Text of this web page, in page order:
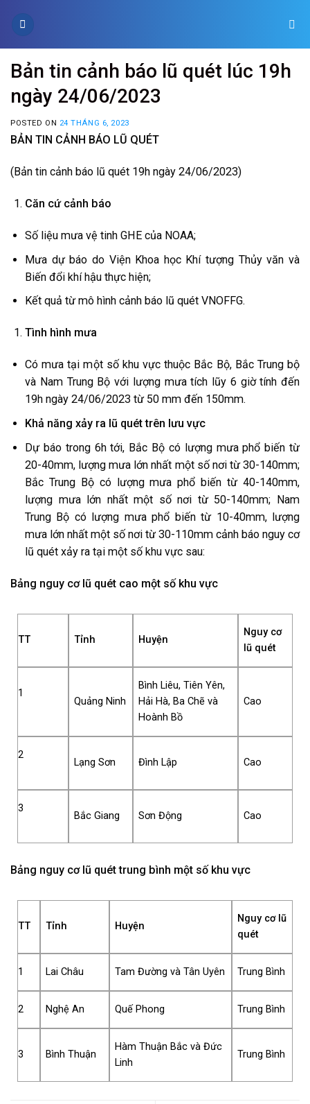
Bản tin cảnh báo lũ quét lúc 19h
ngày 24/06/2023
POSTED ON 24 THÁNG 6, 2023
BẢN TIN CẢNH BÁO LŨ QUÉT
(Bản tin cảnh báo lũ quét 19h ngày 24/06/2023)
Căn cứ cảnh báo
Số liệu mưa vệ tinh GHE của NOAA;
Mưa dự báo do Viện Khoa học Khí tượng Thủy văn và
Biến đổi khí hậu thực hiện;
Kết quả từ mô hình cảnh báo lũ quét VNOFFG.
Tình hình mưa
Có mưa tại một số khu vực thuộc Bắc Bộ, Bắc Trung bộ
và Nam Trung Bộ với lượng mưa tích lũy 6 giờ tính đến
19h ngày 24/06/2023 từ 50 mm đến 150mm.
Khả năng xảy ra lũ quét trên lưu vực
Dự báo trong 6h tới, Bắc Bộ có lượng mưa phổ biến từ
20-40mm, lượng mưa lớn nhất một số nơi từ 30-140mm;
Bắc Trung Bộ có lượng mưa phổ biến từ 40-140mm,
lượng mưa lớn nhất một số nơi từ 50-140mm; Nam
Trung Bộ có lượng mưa phổ biến từ 10-40mm, lượng
mưa lớn nhất một số nơi từ 30-110mm cảnh báo nguy cơ
lũ quét xảy ra tại một số khu vực sau:
Bảng nguy cơ lũ quét cao một số khu vực
TT Tỉnh Huyện
Nguy cơ
lũ quét
1
Quảng Ninh
Bình Liêu, Tiên Yên,
Hải Hà, Ba Chẽ và
Hoành Bồ
Cao
2
Lạng Sơn Đình Lập Cao
3
Bắc Giang Sơn Động Cao
Bảng nguy cơ lũ quét trung bình một số khu vực
TT Tỉnh Huyện
Nguy cơ lũ
quét
1 Lai Châu Tam Đường và Tân Uyên Trung Bình
2 Nghệ An Quế Phong Trung Bình
3 Bình Thuận
Hàm Thuận Bắc và Đức
Linh
Trung Bình